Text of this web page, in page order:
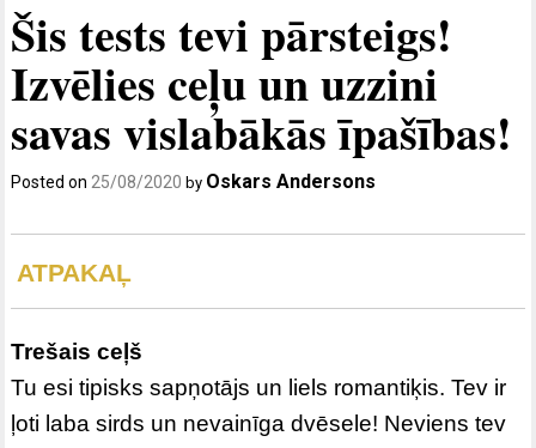
Šis tests tevi pārsteigs!
Izvēlies ceļu un uzzini
savas vislabākās īpašības!
Posted on25/08/2020 by Oskars Andersons
ATPAKAĻ
Trešais ceļš
Tu esi tipisks sapņotājs un liels romantiķis. Tev ir
ļoti laba sirds un nevainīga dvēsele! Neviens tev